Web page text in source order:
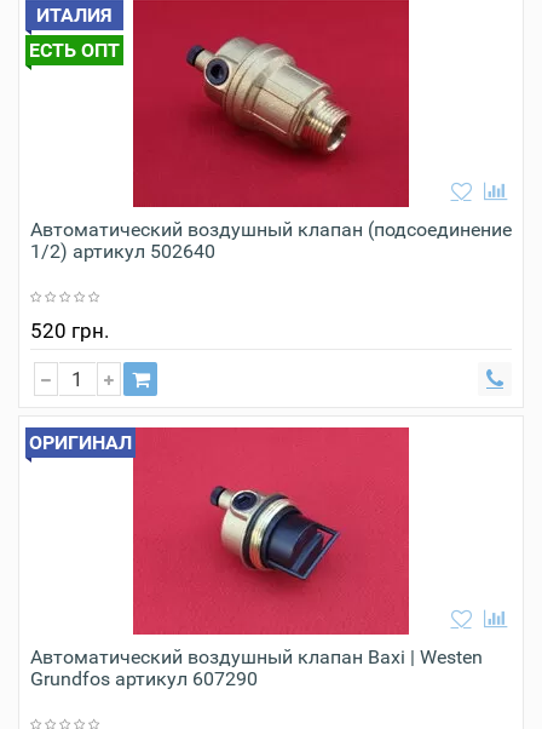
ИТАЛИЯ
ЕСТЬ ОПТ
Автоматический воздушный клапан (подсоединение
1/2) артикул 502640
520 грн.
ОРИГИНАЛ
Автоматический воздушный клапан Baxi | Westen
Grundfos артикул 607290